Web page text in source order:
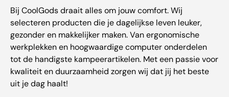
Bij CoolGods draait alles om jouw comfort. Wij
selecteren producten die je dagelijkse leven leuker,
gezonder en makkelijker maken. Van ergonomische
werkplekken en hoogwaardige computer onderdelen
tot de handigste kampeerartikelen. Met een passie voor
kwaliteit en duurzaamheid zorgen wij dat jij het beste
uit je dag haalt!